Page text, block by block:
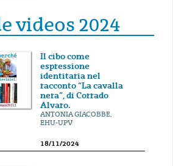
videos 2024
Il cibo come
espressione
identitaria nel
racconto “La cavalla
nera”, di Corrado
Alvaro.
ANTONIA GIACOBBE,
EHU-UPV
18/11/2024